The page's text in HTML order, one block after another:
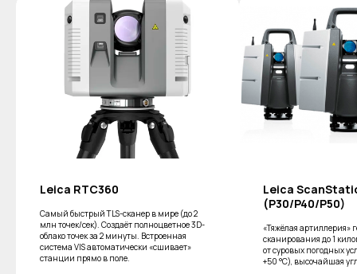
Leica RTC360
Самый быстрый TLS-сканер в мире (до 2
млн точек/сек). Создаёт полноцветное 3D-
облако точек за 2 минуты. Встроенная
система VIS автоматически «сшивает»
станции прямо в поле.
Leica
(P30/P40/P50)
«Тяжёлая артиллерия»
сканирования до 1
от суровых погодных
+50 °C), высочайшая